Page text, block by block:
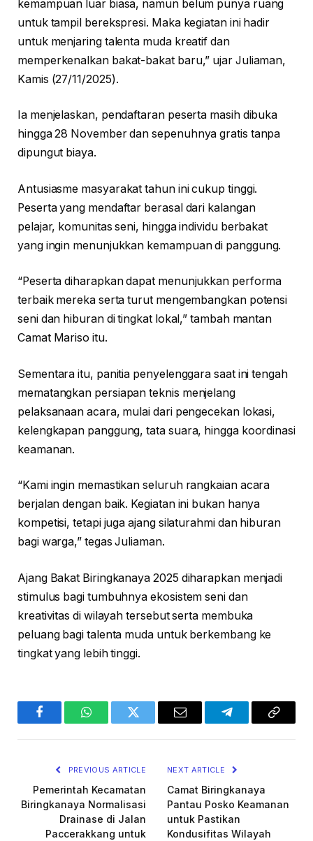
kemampuan luar biasa, namun belum punya ruang
untuk tampil berekspresi. Maka kegiatan ini hadir
untuk menjaring talenta muda kreatif dan
memperkenalkan bakat-bakat baru,” ujar Juliaman,
Kamis (27/11/2025).
Ia menjelaskan, pendaftaran peserta masih dibuka
hingga 28 November dan sepenuhnya gratis tanpa
dipungut biaya.
Antusiasme masyarakat tahun ini cukup tinggi.
Peserta yang mendaftar berasal dari kalangan
pelajar, komunitas seni, hingga individu berbakat
yang ingin menunjukkan kemampuan di panggung.
“Peserta diharapkan dapat menunjukkan performa
terbaik mereka serta turut mengembangkan potensi
seni dan hiburan di tingkat lokal,” tambah mantan
Camat Mariso itu.
Sementara itu, panitia penyelenggara saat ini tengah
mematangkan persiapan teknis menjelang
pelaksanaan acara, mulai dari pengecekan lokasi,
kelengkapan panggung, tata suara, hingga koordinasi
keamanan.
“Kami ingin memastikan seluruh rangkaian acara
berjalan dengan baik. Kegiatan ini bukan hanya
kompetisi, tetapi juga ajang silaturahmi dan hiburan
bagi warga,” tegas Juliaman.
Ajang Bakat Biringkanaya 2025 diharapkan menjadi
stimulus bagi tumbuhnya ekosistem seni dan
kreativitas di wilayah tersebut serta membuka
peluang bagi talenta muda untuk berkembang ke
tingkat yang lebih tinggi.
FacebookWhatsAppTwitter Email TelegramCopy
PREVIOUS ARTICLE
Pemerintah Kecamatan
Biringkanaya Normalisasi
Drainase di Jalan
Paccerakkang untuk
NEXT ARTICLE
Camat Biringkanaya
Pantau Posko Keamanan
untuk Pastikan
Kondusifitas Wilayah